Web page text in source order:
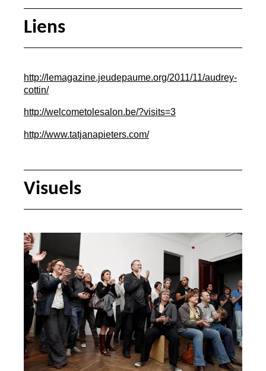
Liens
http://lemagazine.jeudepaume.org/2011/11/audrey-
cottin/
http://welcometolesalon.be/?visits=3
http://www.tatjanapieters.com/
Visuels